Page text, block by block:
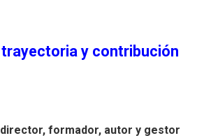
y contribución
director, formador, autor y gestor